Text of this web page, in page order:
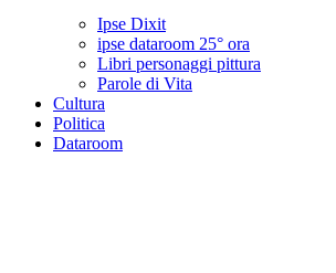
Ipse Dixit
ipse dataroom 25° ora
Libri personaggi pittura
Parole di Vita
Cultura
Politica
Dataroom